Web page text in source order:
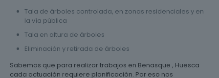
Tala de árboles controlada, en zonas residenciales y en
la vía pública
Tala en altura de árboles
Eliminación y retirada de árboles
Sabemos que para realizar trabajos en Benasque , Huesca
cada actuación requiere planificación. Por eso nos